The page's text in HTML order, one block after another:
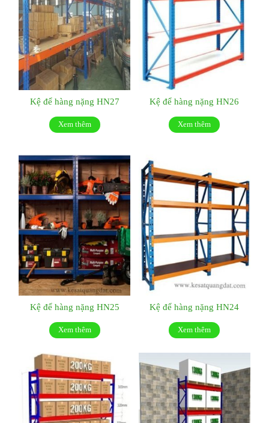
Kệ để hàng nặng HN27
Xem thêm
Kệ để hàng nặng HN26
Xem thêm
Kệ để hàng nặng HN25
Xem thêm
Kệ để hàng nặng HN24
Xem thêm